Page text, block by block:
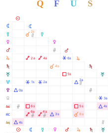
Q F Ú S
M
M
N
N
N
O
O
O
P
P
P
Q
Q
Q
R
R
R
S
S
S
T
T
T
U
V
Y
W
X
l
Á 0a
Á 4s
Ó
À Ò
2s
Ä 2a
Â 1s
Ã 6s
Ä Ó
6a
Ä 4a
Â 2a
Ä Ó
4a
Ó
À 4s
Á 3s
Â 6s
Ã 5s
Á Ò
2a
Ã 5s
À 8a
Ó
Â 3a
Ò
Á 4s